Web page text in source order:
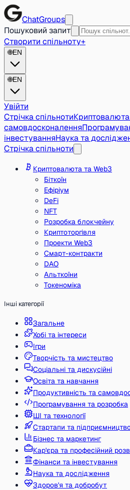
ChatGroups
Пошуковий запит
Створити спільноту+
🌐EN
🌐EN
Увійти
Стрічка спільноти
самовдосконалення
інвестуванняНаука та
Стрічка спільноти
Криптовалюта та Web3
Біткоїн
Ефіріум
DeFi
NFT
Розробка блокчейну
Криптоторгівля
Проекти Web3
Смарт-контракти
DAO
Альткоїни
Токеноміка
Інші категорії
Загальне
Хобі та інтереси
Ігри
Творчість та мистецтво
Соціальні та дискусійні
Освіта та навчання
Продуктивність та
Програмування та розробка
ШІ та технології
Стартапи та
Бізнес та маркетинг
Кар'єра та професійний
Фінанси та інвестування
Наука та дослідження
Здоров'я та добробут